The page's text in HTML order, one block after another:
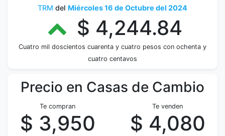
TRM del Miércoles 16 de Octubre del 2024
$ 4,244.84
Cuatro mil doscientos cuarenta y cuatro pesos con ochenta y
cuatro centavos
Precio en Casas de Cambio
Te compran
$ 3,950
Te venden
$ 4,080